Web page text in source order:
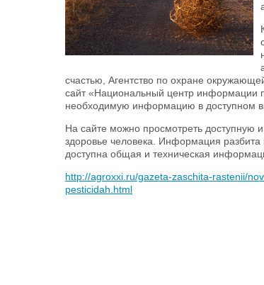
счастью, Агентство по охране
сайт «Национальный центр информации
необходимую информацию в доступном
На сайте можно просмотреть доступную
здоровье человека. Информация
доступна общая и техническая
http://agroxxi.ru/gazeta-zaschita-rastenii/
pesticidah.html